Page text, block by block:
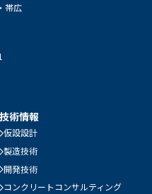
帯広
技術情報
仮設設計
製造技術
開発技術
コンクリートコンサルティング